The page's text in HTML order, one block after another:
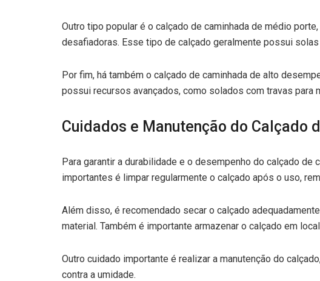
Outro tipo popular é o calçado de caminhada de médio
desafiadoras. Esse tipo de calçado geralmente possui
Por fim, há também o calçado de caminhada de alto
possui recursos avançados, como solados com travas para
Cuidados e Manutenção do Calçado
Para garantir a durabilidade e o desempenho do calçado de
importantes é limpar regularmente o calçado após o uso,
Além disso, é recomendado secar o calçado
material. Também é importante armazenar o calçado em
Outro cuidado importante é realizar a manutenção do
contra a umidade.